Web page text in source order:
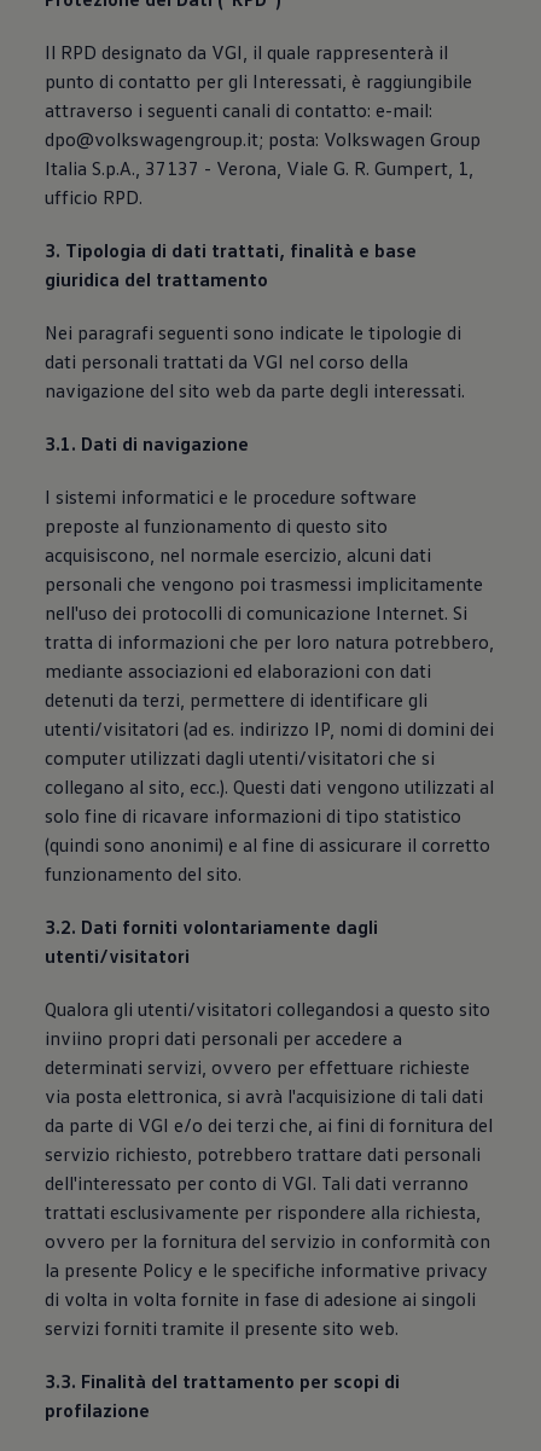
Il RPD designato da VGI, il quale rappresenterà il
punto di contatto per gli Interessati, è raggiungibile
attraverso i seguenti canali di contatto: e-mail:
dpo@volkswagengroup.it; posta: Volkswagen Group
Italia S.p.A., 37137 - Verona, Viale G. R. Gumpert, 1,
ufficio RPD.
3. Tipologia di dati trattati, finalità e base
giuridica del trattamento
Nei paragrafi seguenti sono indicate le tipologie di
dati personali trattati da VGI nel corso della
navigazione del sito web da parte degli interessati.
3.1. Dati di navigazione
I sistemi informatici e le procedure software
preposte al funzionamento di questo sito
acquisiscono, nel normale esercizio, alcuni dati
personali che vengono poi trasmessi implicitamente
nell'uso dei protocolli di comunicazione Internet. Si
tratta di informazioni che per loro natura potrebbero,
mediante associazioni ed elaborazioni con dati
detenuti da terzi, permettere di identificare gli
utenti/visitatori (ad es. indirizzo IP, nomi di domini dei
computer utilizzati dagli utenti/visitatori che si
collegano al sito, ecc.). Questi dati vengono utilizzati al
solo fine di ricavare informazioni di tipo statistico
(quindi sono anonimi) e al fine di assicurare il corretto
funzionamento del sito.
3.2. Dati forniti volontariamente dagli
utenti/visitatori
Qualora gli utenti/visitatori collegandosi a questo sito
inviino propri dati personali per accedere a
determinati servizi, ovvero per effettuare richieste
via posta elettronica, si avrà l'acquisizione di tali dati
da parte di VGI e/o dei terzi che, ai fini di fornitura del
servizio richiesto, potrebbero trattare dati personali
dell'interessato per conto di VGI. Tali dati verranno
trattati esclusivamente per rispondere alla richiesta,
ovvero per la fornitura del servizio in conformità con
la presente Policy e le specifiche informative privacy
di volta in volta fornite in fase di adesione ai singoli
servizi forniti tramite il presente sito web.
3.3. Finalità del trattamento per scopi di
profilazione